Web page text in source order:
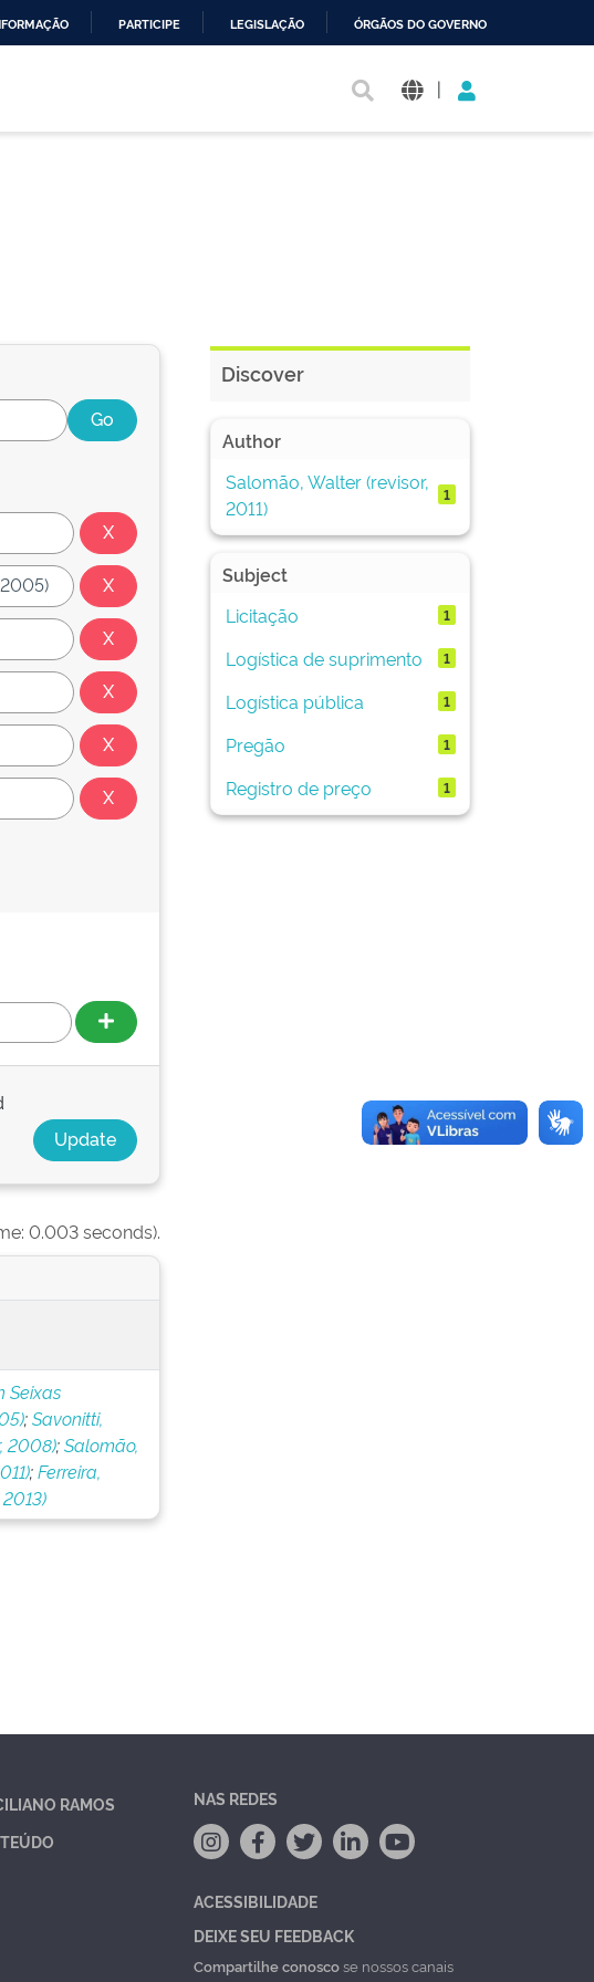
PARTICIPE LEGISLAÇÃO ÓRGÃOS DO GOVERNO
|
0.003 seconds).
Seixas
;Savonitti,
2008);Salomão,
;Ferreira,
Discover
Author
Salomão, Walter (revisor,
2011)
1
Subject
Licitação
1
Logística de suprimento 1
Logística pública 1
Pregão 1
Registro de preço 1
RAMOS
NAS REDES
ACESSIBILIDADE
DEIXE SEU FEEDBACK
Compartilhe conoscose nossos canais